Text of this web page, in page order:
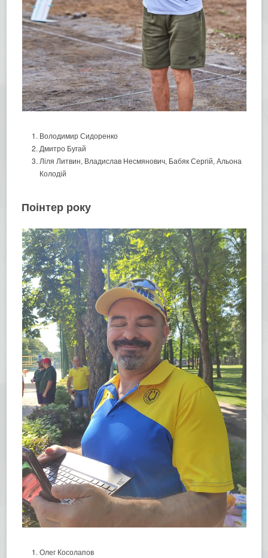
Володимир Сидоренко
Дмитро Бугай
Ліля Литвин, Владислав Несмянович, Бабяк Сергій, Альона
Колодій
Поінтер року
Олег Косолапов